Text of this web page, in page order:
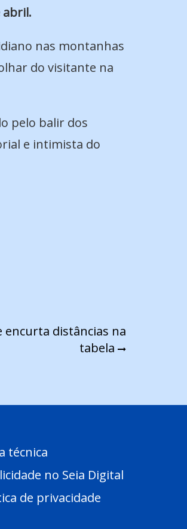
abril.
nas montanhas
do visitante na
pelo balir dos
e intimista do
encurta distâncias na
tabela
técnica
no Seia Digital
de privacidade